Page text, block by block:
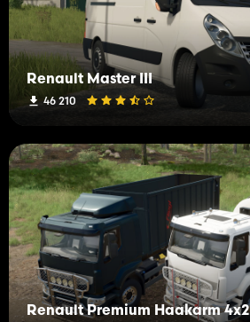
Renault Master III
46 210
Renault Premium Haakarm 4x2